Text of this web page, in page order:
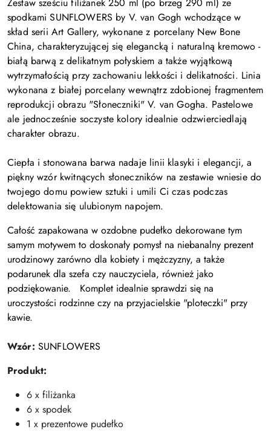
Zestaw sześciu filiżanek 250 ml (po brzeg 290 ml) ze
spodkamiSUNFLOWERS by V. van Gogh wchodzące w
skład serii Art Gallery, wykonane z porcelany New Bone
China, charakteryzującej się elegancką i naturalną kremowo -
białą barwą z delikatnym połyskiem a także wyjątkową
wytrzymałością przy zachowaniu lekkości i delikatności. Linia
wykonana z białej porcelany wewnątrz zdobionej fragmentem
reprodukcji obrazu "Słoneczniki" V. van Gogha. Pastelowe
ale jednocześnie soczyste kolory idealnie odzwierciedlają
charakter obrazu.
Ciepła i stonowana barwa nadaje linii klasyki i elegancji, a
piękny wzór kwitnących słoneczników na zestawie wniesie do
twojego domu powiewsztuki i umili Ci czas podczas
delektowania się ulubionym napojem.
Całość zapakowana w ozdobne pudełko dekorowane tym
samym motywem to doskonały pomysł na niebanalny prezent
urodzinowy zarówno dla kobiety i mężczyzny, a także
podarunek dla szefa czy nauczyciela, również jako
podziękowanie.
Komplet idealnie sprawdzi się na
uroczystości rodzinne czy na przyjacielskie "ploteczki" przy
kawie.
Wzór: SUNFLOWERS
Produkt:
6 x filiżanka
6 x spodek
1 x prezentowe pudełko